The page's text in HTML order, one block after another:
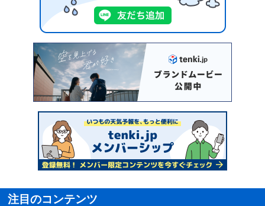
注目のコンテンツ